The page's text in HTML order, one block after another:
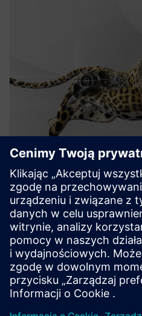
Uptime HARVEST
Digital solutions to - Detect
performance and trigger order
or repair in order to prevent
diagnostics information for
Dowiedz się więcej